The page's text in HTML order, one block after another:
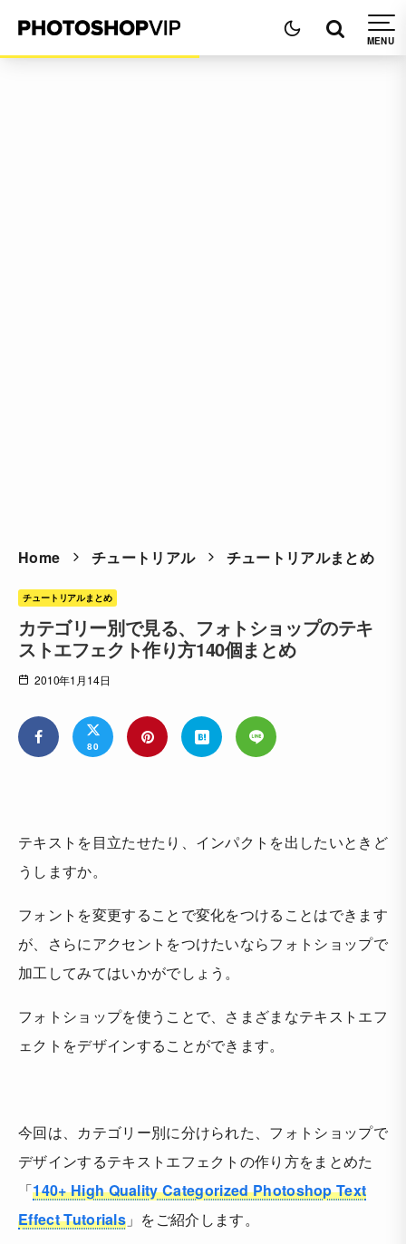
Home チュートリアル チュートリアルまとめ
チュートリアルまとめ
カテゴリー別で見る、フォトショップのテキ
ストエフェクト作り方140個まとめ
2010年1月14日
80
テキストを目立たせたり、インパクトを出したいときど
うしますか。
フォントを変更することで変化をつけることはできます
が、さらにアクセントをつけたいならフォトショップで
加工してみてはいかがでしょう。
フォトショップを使うことで、さまざまなテキストエフ
ェクトをデザインすることができます。
今回は、カテゴリー別に分けられた、フォトショップで
デザインするテキストエフェクトの作り方をまとめた
「140+ High Quality Categorized Photoshop Text
Effect Tutorials 」をご紹介します。